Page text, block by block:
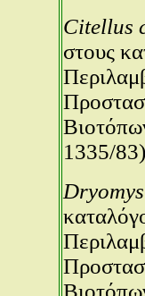
Citellus
στους
1335/